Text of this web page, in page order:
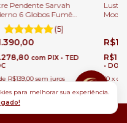
para melhorar sua experiência.
Pendente Sarvah
6 Globos Fumê
Escadas e Casas Pé
Duplo e Alto.(5)
com PIX • TED
R$139,00 sem juros
Alto.
• DOC
10 x de